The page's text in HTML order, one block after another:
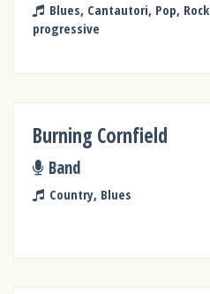
Blues, Cantautori, Pop, Rock
progressive
Burning Cornfield
Band
Country, Blues